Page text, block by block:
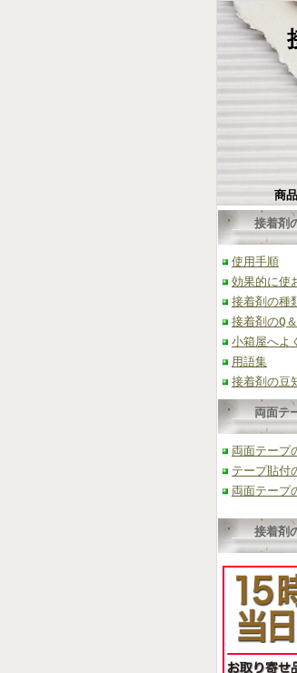
商
接着剤
使用手順
効果的に使
接着剤の種
接着剤のQ
小箱屋へよ
用語集
接着剤の豆
両面テ
両面テープ
テープ貼付
両面テープ
接着剤